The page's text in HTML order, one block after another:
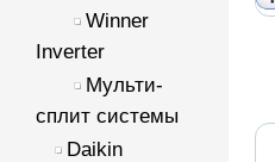
Winner
Inverter
Мульти-
сплит системы
Daikin